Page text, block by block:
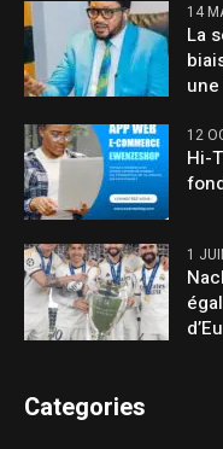
14
La
12
Hi-
1
Categories